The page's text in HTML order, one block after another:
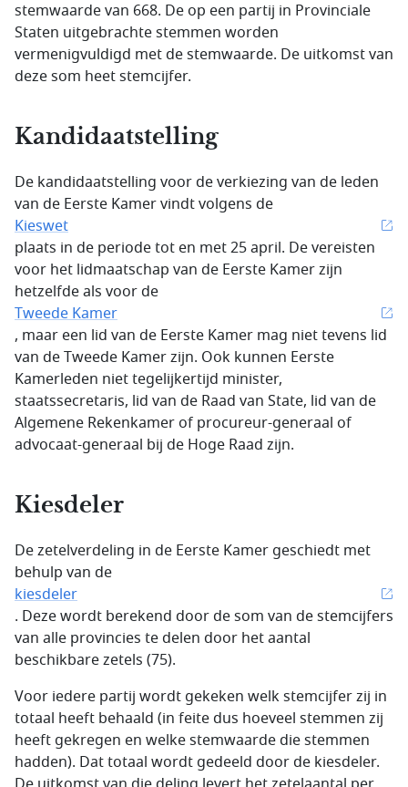
stemwaarde van 668. De op een partij in Provinciale
Staten uitgebrachte stemmen worden
vermenigvuldigd met de stemwaarde. De uitkomst van
deze som heet stemcijfer.
Kandidaatstelling
De kandidaatstelling voor de verkiezing van de leden
van de Eerste Kamer vindt volgens de
Kieswet
plaats in de periode tot en met 25 april. De vereisten
voor het lidmaatschap van de Eerste Kamer zijn
hetzelfde als voor de
Tweede Kamer
, maar een lid van de Eerste Kamer mag niet tevens lid
van de Tweede Kamer zijn. Ook kunnen Eerste
Kamerleden niet tegelijkertijd minister,
staatssecretaris, lid van de Raad van State, lid van de
Algemene Rekenkamer of procureur-generaal of
advocaat-generaal bij de Hoge Raad zijn.
Kiesdeler
De zetelverdeling in de Eerste Kamer geschiedt met
behulp van de
kiesdeler
. Deze wordt berekend door de som van de stemcijfers
van alle provincies te delen door het aantal
beschikbare zetels (75).
Voor iedere partij wordt gekeken welk stemcijfer zij in
totaal heeft behaald (in feite dus hoeveel stemmen zij
heeft gekregen en welke stemwaarde die stemmen
hadden). Dat totaal wordt gedeeld door de kiesdeler.